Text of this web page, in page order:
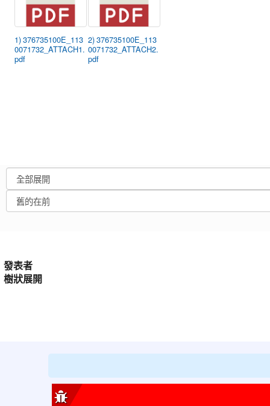
1) 376735100E_113
0071732_ATTACH1.
pdf
2) 376735100E_113
0071732_ATTACH2.
pdf
發表者
樹狀展開